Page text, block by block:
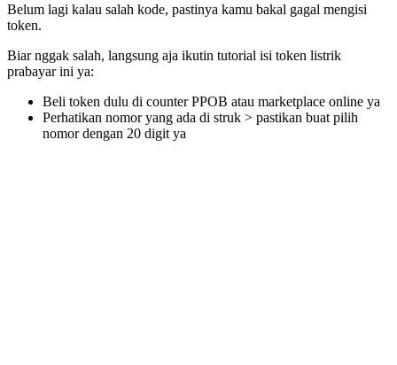
Belum lagi kalau salah kode, pastinya kamu bakal gagal mengisi
token.
Biar nggak salah, langsung aja ikutin tutorial isi token listrik
prabayar ini ya:
Beli token dulu di counter PPOB atau marketplace online ya
Perhatikan nomor yang ada di struk > pastikan buat pilih
nomor dengan 20 digit ya